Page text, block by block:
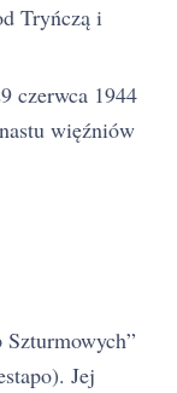
Tryńczą i
czerwca 1944
więźniów
Jej